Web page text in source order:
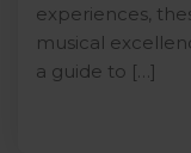
experiences,
musical
a guide to […]